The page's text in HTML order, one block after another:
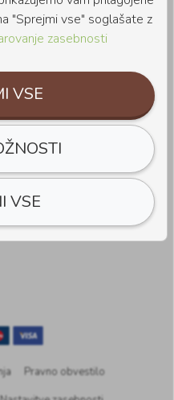
"Sprejmi vse" soglašate z
zasebnosti
VSE
VSE
Pravno obvestilo